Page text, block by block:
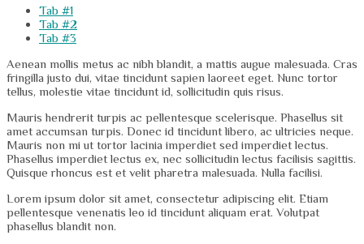
Tab #1
Tab #2
Tab #3
Aenean mollis metus ac nibh blandit, a mattis augue malesuada. Cras
fringilla justo dui, vitae tincidunt sapien laoreet eget. Nunc tortor
tellus, molestie vitae tincidunt id, sollicitudin quis risus.
Mauris hendrerit turpis ac pellentesque scelerisque. Phasellus sit
amet accumsan turpis. Donec id tincidunt libero, ac ultricies neque.
Mauris non mi ut tortor lacinia imperdiet sed imperdiet lectus.
Phasellus imperdiet lectus ex, nec sollicitudin lectus facilisis sagittis.
Quisque rhoncus est et velit pharetra malesuada. Nulla facilisi.
Lorem ipsum dolor sit amet, consectetur adipiscing elit. Etiam
pellentesque venenatis leo id tincidunt aliquam erat. Volutpat
phasellus blandit non.